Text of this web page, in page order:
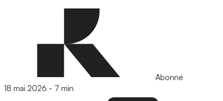
Abonné
18 mai 2026 - 7 min